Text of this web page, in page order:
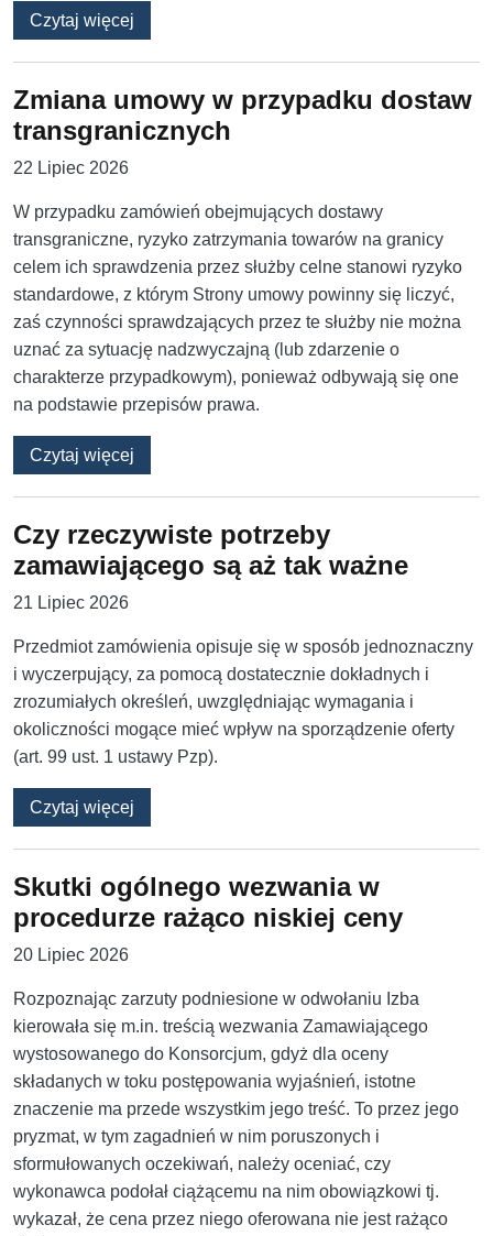
Czytaj więcej
Zmiana umowy w przypadku dostaw
transgranicznych
22 Lipiec 2026
W przypadku zamówień obejmujących dostawy
transgraniczne, ryzyko zatrzymania towarów na granicy
celem ich sprawdzenia przez służby celne stanowi ryzyko
standardowe, z którym Strony umowy powinny się liczyć,
zaś czynności sprawdzających przez te służby nie można
uznać za sytuację nadzwyczajną (lub zdarzenie o
charakterze przypadkowym), ponieważ odbywają się one
na podstawie przepisów prawa.
Czytaj więcej
Czy rzeczywiste potrzeby
zamawiającego są aż tak ważne
21 Lipiec 2026
Przedmiot zamówienia opisuje się w sposób jednoznaczny
i wyczerpujący, za pomocą dostatecznie dokładnych i
zrozumiałych określeń, uwzględniając wymagania i
okoliczności mogące mieć wpływ na sporządzenie oferty
(art. 99 ust. 1 ustawy Pzp).
Czytaj więcej
Skutki ogólnego wezwania w
procedurze rażąco niskiej ceny
20 Lipiec 2026
Rozpoznając zarzuty podniesione w odwołaniu Izba
kierowała się m.in. treścią wezwania Zamawiającego
wystosowanego do Konsorcjum, gdyż dla oceny
składanych w toku postępowania wyjaśnień, istotne
znaczenie ma przede wszystkim jego treść. To przez jego
pryzmat, w tym zagadnień w nim poruszonych i
sformułowanych oczekiwań, należy oceniać, czy
wykonawca podołał ciążącemu na nim obowiązkowi tj.
wykazał, że cena przez niego oferowana nie jest rażąco